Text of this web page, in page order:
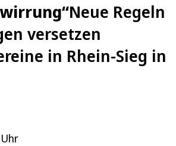
Neue Regeln
versetzen
in Rhein-Sieg in